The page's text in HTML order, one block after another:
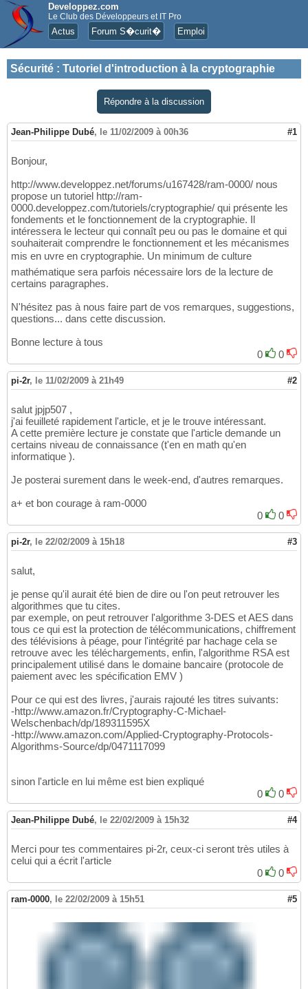
Developpez.com
Le Club des Développeurs et IT Pro
Actus Forum S�curit� Emploi
Sécurité : Tutoriel d'introduction à la cryptographie
Répondre à la discussion
Jean-Philippe Dubé, le 11/02/2009 à 00h36 #1
Bonjour,
http://www.developpez.net/forums/u167428/ram-0000/ nous
propose un tutoriel http://ram-
0000.developpez.com/tutoriels/cryptographie/ qui présente les
fondements et le fonctionnement de la cryptographie. Il
intéressera le lecteur qui connaît peu ou pas le domaine et qui
souhaiterait comprendre le fonctionnement et les mécanismes
mis en uvre en cryptographie. Un minimum de culture
mathématique sera parfois nécessaire lors de la lecture de
certains paragraphes.
N'hésitez pas à nous faire part de vos remarques, suggestions,
questions... dans cette discussion.
Bonne lecture à tous
0
0
pi-2r, le 11/02/2009 à 21h49 #2
salut jpjp507 ,
j'ai feuilleté rapidement l'article, et je le trouve intéressant.
A cette première lecture je constate que l'article demande un
certains niveau de connaissance (t'en en math qu'en
informatique ).
Je posterai surement dans le week-end, d'autres remarques.
a+ et bon courage à ram-0000
0
0
pi-2r, le 22/02/2009 à 15h18 #3
salut,
je pense qu'il aurait été bien de dire ou l'on peut retrouver les
algorithmes que tu cites.
par exemple, on peut retrouver l'algorithme 3-DES et AES dans
tous ce qui est la protection de télécommunications, chiffrement
des télévisions à péage, pour l'intégrité par hachage cela se
retrouve avec les téléchargements, enfin, l'algorithme RSA est
principalement utilisé dans le domaine bancaire (protocole de
paiement avec les spécification EMV )
Pour ce qui est des livres, j'aurais rajouté les titres suivants:
-http://www.amazon.fr/Cryptography-C-Michael-
Welschenbach/dp/189311595X
-http://www.amazon.com/Applied-Cryptography-Protocols-
Algorithms-Source/dp/0471117099
sinon l'article en lui même est bien expliqué
0
0
Jean-Philippe Dubé, le 22/02/2009 à 15h32 #4
Merci pour tes commentaires pi-2r, ceux-ci seront très utiles à
celui qui a écrit l'article
0
0
ram-0000, le 22/02/2009 à 15h51 #5